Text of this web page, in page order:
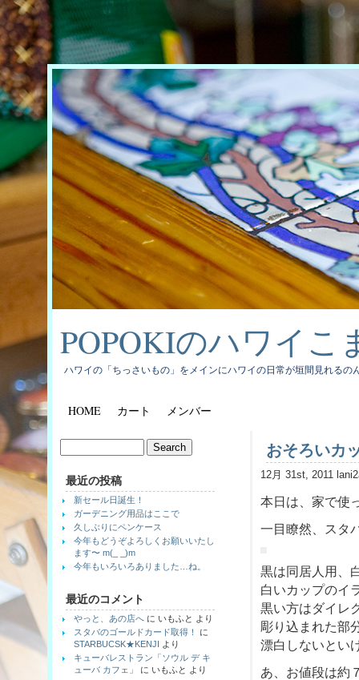
POPOKIのハワイこ
ハワイの「ちっさいもの」をメインにハワイの日常が垣間見れるの
HOME カート メンバー
おそろいカ
12月 31st, 2011
本日は、家で使
一目瞭然、スタ
黒は同居人用、
白いカップのイ
黒い方はダイレ
彫り込まれた部
漂白しないとい
あ、お値段は約
最近の投稿
新セール日誕生！
ガーデニング用品はここで
久しぶりにペンケース
今年もどうぞよろしくお願いいたし
ます〜 m(_ _)m
今年もいろいろありました…ね。
最近のコメント
やっと、あの店へ に いもふと より
スタバのゴールドカード取得！
に
STARBUCSK★KENJI より
キューバレストラン「ソウル デ キ
ューバ カフェ」
に いもふと より